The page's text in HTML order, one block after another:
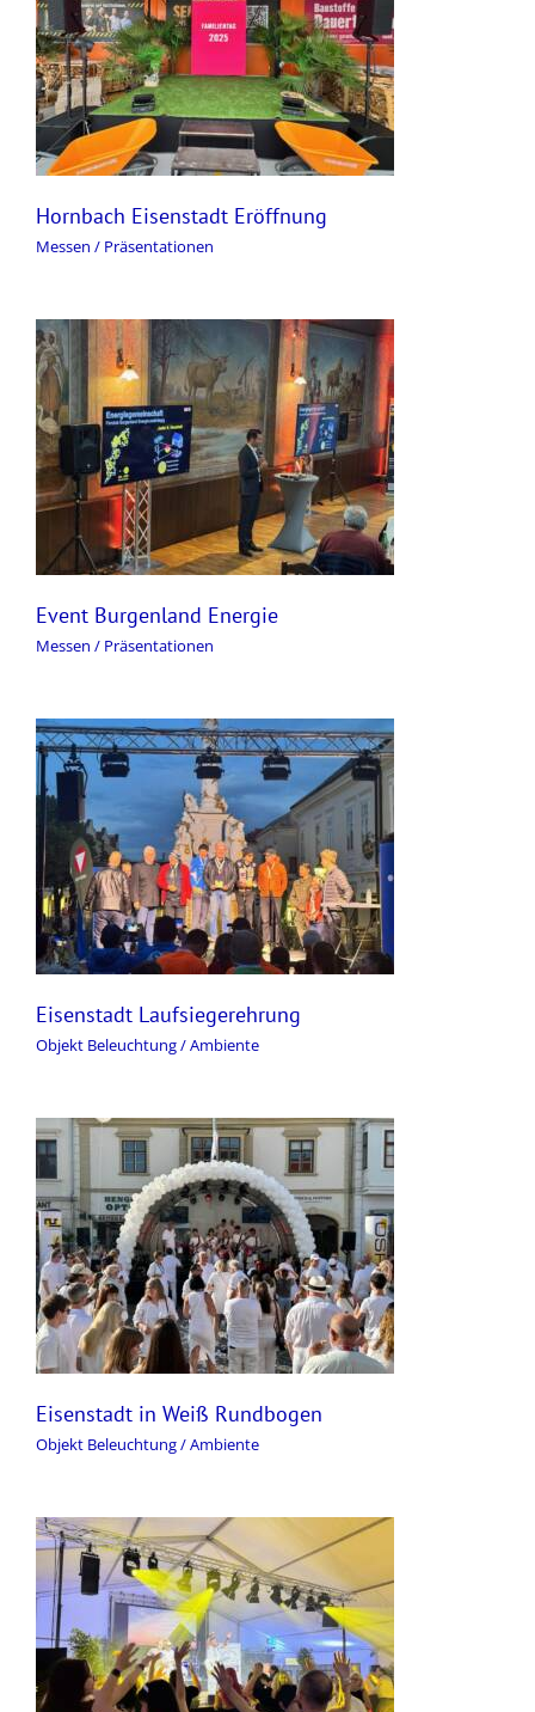
Hornbach Eisenstadt Eröffnung
Messen / Präsentationen
Event Burgenland Energie
Messen / Präsentationen
Eisenstadt Laufsiegerehrung
Objekt Beleuchtung / Ambiente
Eisenstadt in Weiß Rundbogen
Objekt Beleuchtung / Ambiente